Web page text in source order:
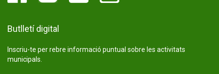
Butlletí digital
Inscriu-te per rebre informació puntual sobre les activitats
municipals.